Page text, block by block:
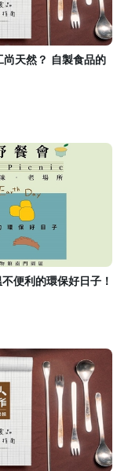
尚天然？ 自製食品的
便利的環保好日子！